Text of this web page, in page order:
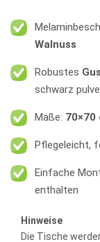
Walnuss
Robustes
schwarz
Maße: 70×70
Pflegeleicht,
Einfache
enthalten
Hinweise
Die Tische